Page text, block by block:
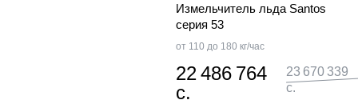
Измельчитель льда Santos
серия 53
от 110 до 180 кг/час
22 486 764
с.
23 670 339
с.